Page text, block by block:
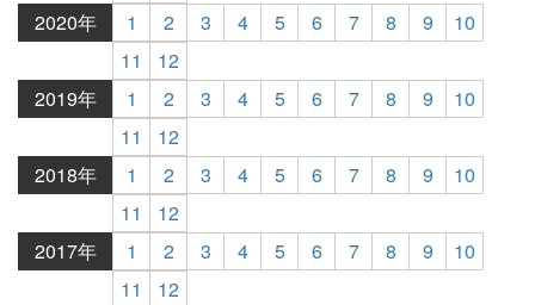
2020年
1 2 3 4 5 6 7 8 9
10
11
12
2019年
1 2 3 4 5 6 7 8 9
10
11
12
2018年
1 2 3 4 5 6 7 8 9
10
11
12
2017年
1 2 3 4 5 6 7 8 9
10
11
12